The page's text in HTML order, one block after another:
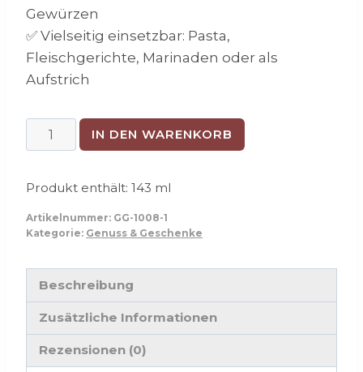
Gewürzen
✅ Vielseitig einsetzbar: Pasta,
Fleischgerichte, Marinaden oder als
Aufstrich
Kürbis-
Pesto
IN DEN WARENKORB
Produkt enthält: 143 ml
Artikelnummer: GG-1008-1
Kategorie: Genuss & Geschenke
Beschreibung
Zusätzliche Informationen
Rezensionen (0)